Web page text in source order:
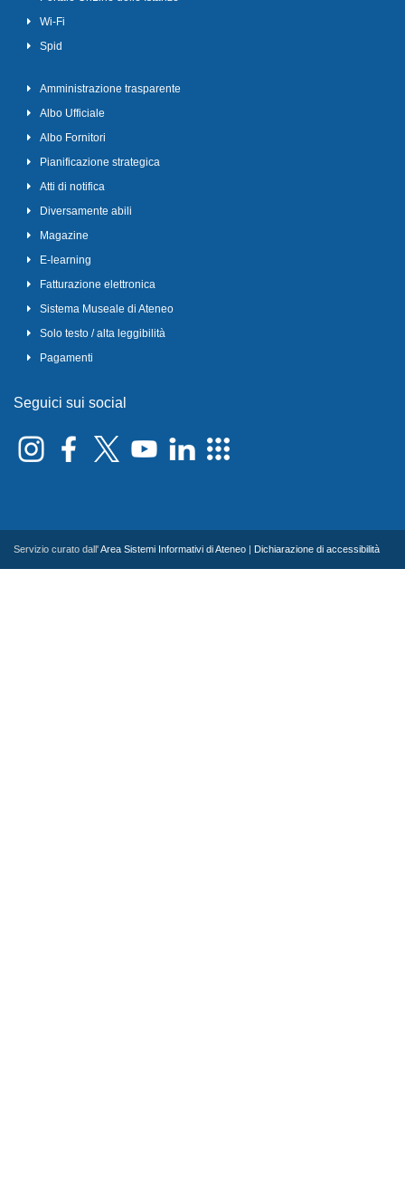
Wi-Fi
Spid
Amministrazione trasparente
Albo Ufficiale
Albo Fornitori
Pianificazione strategica
Atti di notifica
Diversamente abili
Magazine
E-learning
Fatturazione elettronica
Sistema Museale di Ateneo
Solo testo / alta leggibilità
Pagamenti
Seguici sui social
Servizio curato dall'Area Sistemi Informativi di Ateneo Dichiarazione di accessibilità